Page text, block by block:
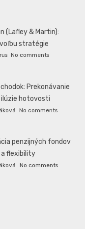
(Lafley & Martin):
stratégie
No comments
Prekonávanie
ilúzie hotovosti
No comments
penzijných fondov
a flexibility
No comments